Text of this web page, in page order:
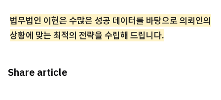
법무법인 이현은 수많은 성공 데이터를 바탕으로 의뢰인의
상황에 맞는 최적의 전략을 수립해 드립니다.
Share article